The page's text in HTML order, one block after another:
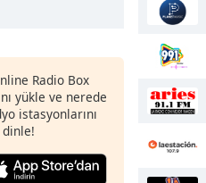
Radio Box
yükle ve nerede
istasyonlarını